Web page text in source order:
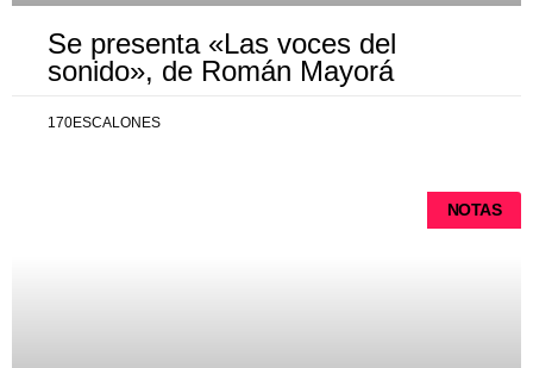
Se presenta «Las voces del
sonido», de Román Mayorá
170ESCALONES
NOTAS